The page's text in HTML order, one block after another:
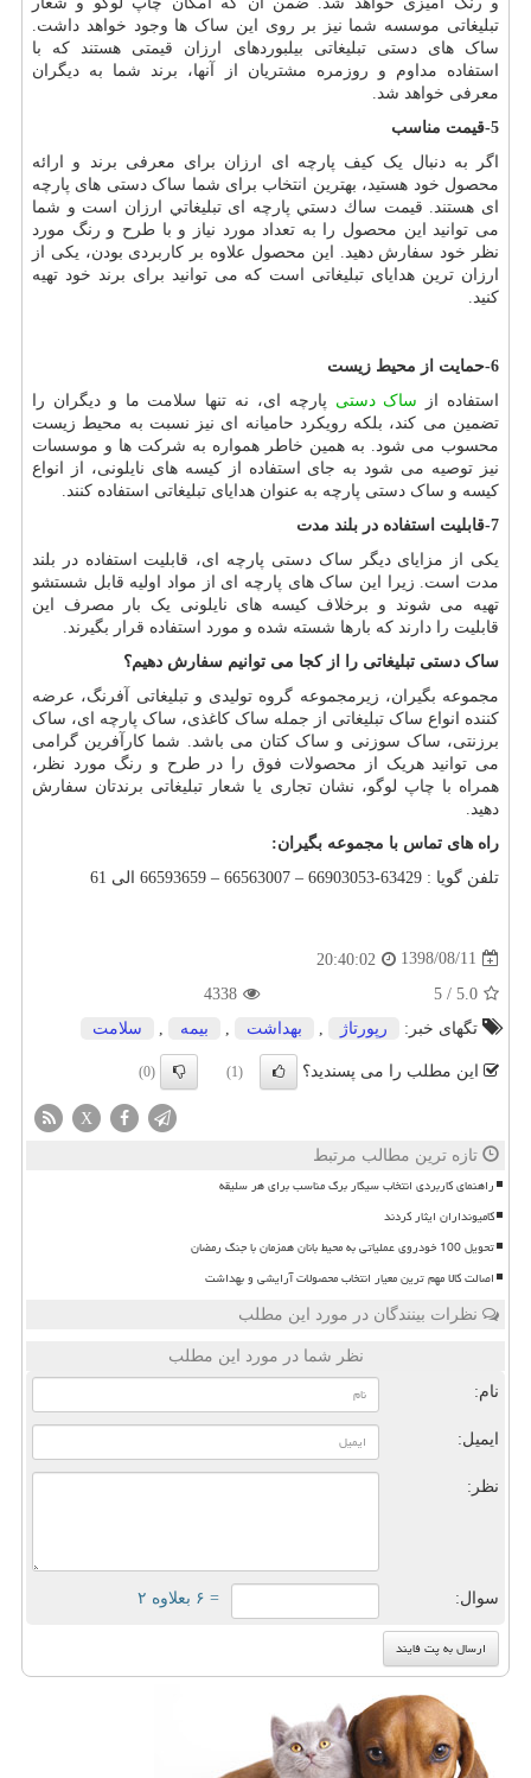
تبلیغاتی موسسه شما نیز بر روی این ساک ها وجود خواهد داشت.
ساک های دستی تبلیغاتی بیلبوردهای ارزان قیمتی هستند که با
استفاده مداوم و روزمره مشتریان از آنها، برند شما به دیگران
معرفی خواهد شد.
5-قیمت مناسب
اگر به دنبال یک کیف پارچه ای ارزان برای معرفی برند و ارائه
محصول خود هستید، بهترین انتخاب برای شما ساک دستی های پارچه
ای هستند. قيمت ساك دستي پارچه ای تبليغاتي ارزان است و شما
می توانید این محصول را به تعداد مورد نیاز و با طرح و رنگ مورد
نظر خود سفارش دهید. این محصول علاوه بر کاربردی بودن، یکی از
ارزان ترین هدایای تبلیغاتی است که می توانید برای برند خود تهیه
کنید.
6-حمایت از محیط زیست
استفاده از ساک دستی پارچه ای، نه تنها سلامت ما و دیگران را
تضمین می کند، بلکه رویکرد حامیانه ای نیز نسبت به محیط زیست
محسوب می شود. به همین خاطر همواره به شرکت ها و موسسات
نیز توصیه می شود به جای استفاده از کیسه های نایلونی، از انواع
کیسه و ساک دستی پارچه به عنوان هدایای تبلیغاتی استفاده کنند.
7-قابلیت استفاده در بلند
مدت
یکی از مزایای دیگر ساک دستی پارچه ای، قابلیت استفاده در بلند
مدت است. زیرا این ساک های پارچه ای از مواد اولیه قابل شستشو
تهیه می شوند و برخلاف کیسه های نایلونی یک بار مصرف این
قابلیت را دارند که بارها شسته شده و مورد استفاده قرار بگیرند.
ساک دستی تبلیغاتی را از کجا می توانیم سفارش دهیم؟
مجموعه بگیران، زیرمجموعه گروه تولیدی و تبلیغاتی آفرنگ، عرضه
کننده انواع ساک تبلیغاتی از جمله ساک کاغذی، ساک پارچه ای، ساک
برزنتی، ساک سوزنی و ساک کتان می باشد. شما کارآفرین گرامی
می توانید هریک از محصولات فوق را در طرح و رنگ مورد نظر،
همراه با چاپ لوگو، نشان تجاری یا شعار تبلیغاتی برندتان سفارش
دهید.
راه های تماس با مجموعه بگیران:
تلفن گویا : 63429-66903053 – 66563007 – 66593659 الی 61
1398/08/11
20:40:02
5.0
/
5
4338
تگهای خبر:
رپورتاژ بهداشت بیمه سلامت
این مطلب را می پسندید؟ (1)
(0)
X
تازه ترین مطالب مرتبط
راهنمای کاربردی انتخاب سیگار برگ مناسب برای هر سلیقه
کامیونداران ایثار کردند
تحویل 100 خودروی عملیاتی به محیط بانان همزمان با جنگ رمضان
اصالت کالا مهم ترین معیار انتخاب محصولات آرایشی و بهداشت
نظرات بینندگان در مورد این مطلب
نظر شما در مورد این مطلب
نام:
ایمیل:
نظر:
سوال: = ۶ بعلاوه ۲